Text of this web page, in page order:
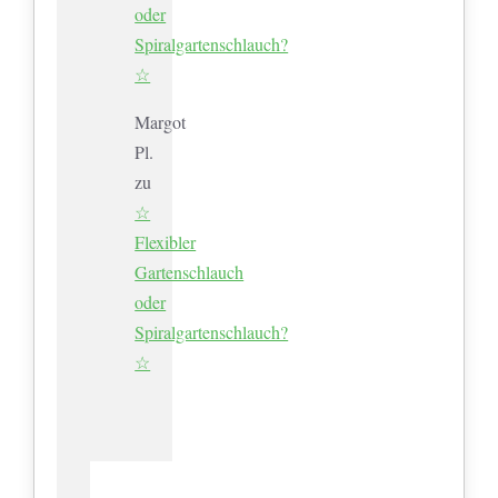
oder
Spiralgartenschlauch?
☆
Margot
Pl.
zu
☆
Flexibler
Gartenschlauch
oder
Spiralgartenschlauch?
☆